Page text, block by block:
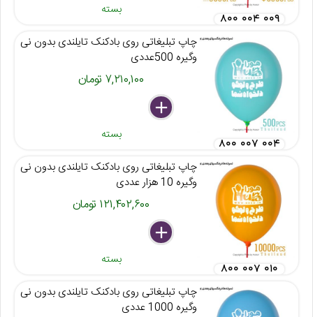
بسته
۸۰۰ ۰۰۴ ۰۰۹
چاپ تبلیغاتی روی بادکنک تایلندی بدون نی
وگیره 500عددی
۷,۲۱۰,۱۰۰ تومان
delete
remove
add
بسته
۸۰۰ ۰۰۷ ۰۰۴
چاپ تبلیغاتی روی بادکنک تایلندی بدون نی
وگیره 10 هزار عددی
۱۲۱,۴۰۲,۶۰۰ تومان
delete
remove
add
بسته
۸۰۰ ۰۰۷ ۰۱۰
چاپ تبلیغاتی روی بادکنک تایلندی بدون نی
وگیره 1000 عددی